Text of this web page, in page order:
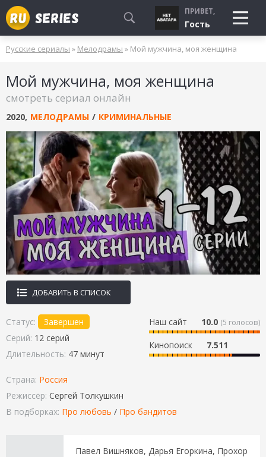
СМОТРЮ
БУДУ СМОТРЕТЬ
УЖЕ СМОТРЕЛ
ПРИВЕТ,
Гость
Русские сериалы » Мелодрамы » Мой мужчина, моя женщина
Мой мужчина, моя женщина
смотреть сериал онлайн
2020, МЕЛОДРАМЫ / КРИМИНАЛЬНЫЕ
ДОБАВИТЬ В СПИСОК
Наш сайт 10.0 (5 голосов)
Кинопоиск 7.511
Статус:
Завершен
Серий: 12 серий
Длительность: 47 минут
Страна: Россия
Режиссёр: Сергей Толкушкин
В подборках: Про любовь / Про бандитов
Павел Вишняков, Дарья Егоркина, Прохор